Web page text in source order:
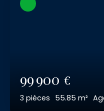
99 900 €
3 pièces 55.85 m²